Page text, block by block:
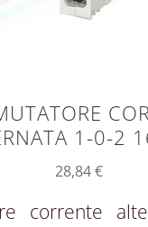
1-0-2
28,84€
corrente